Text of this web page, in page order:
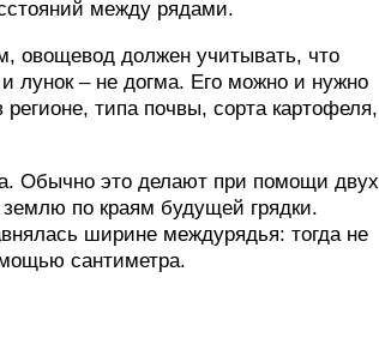
между рядами.
овощевод должен учитывать, что
лунок – не догма. Его можно и нужно
типа почвы, сорта картофеля,
Обычно это делают при помощи двух
по краям будущей грядки.
ширине междурядья: тогда не
сантиметра.